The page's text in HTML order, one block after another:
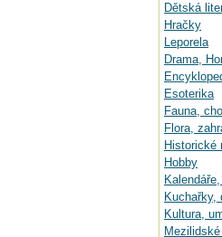
Dětská
Hračky
Leporela
Drama,
Esoterika
Fauna,
Flora,
Historické
Hobby
Kuchařky,
Kultura,